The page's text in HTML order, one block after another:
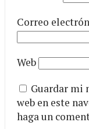
Correo
Web
Guardar mi
web en este
haga un